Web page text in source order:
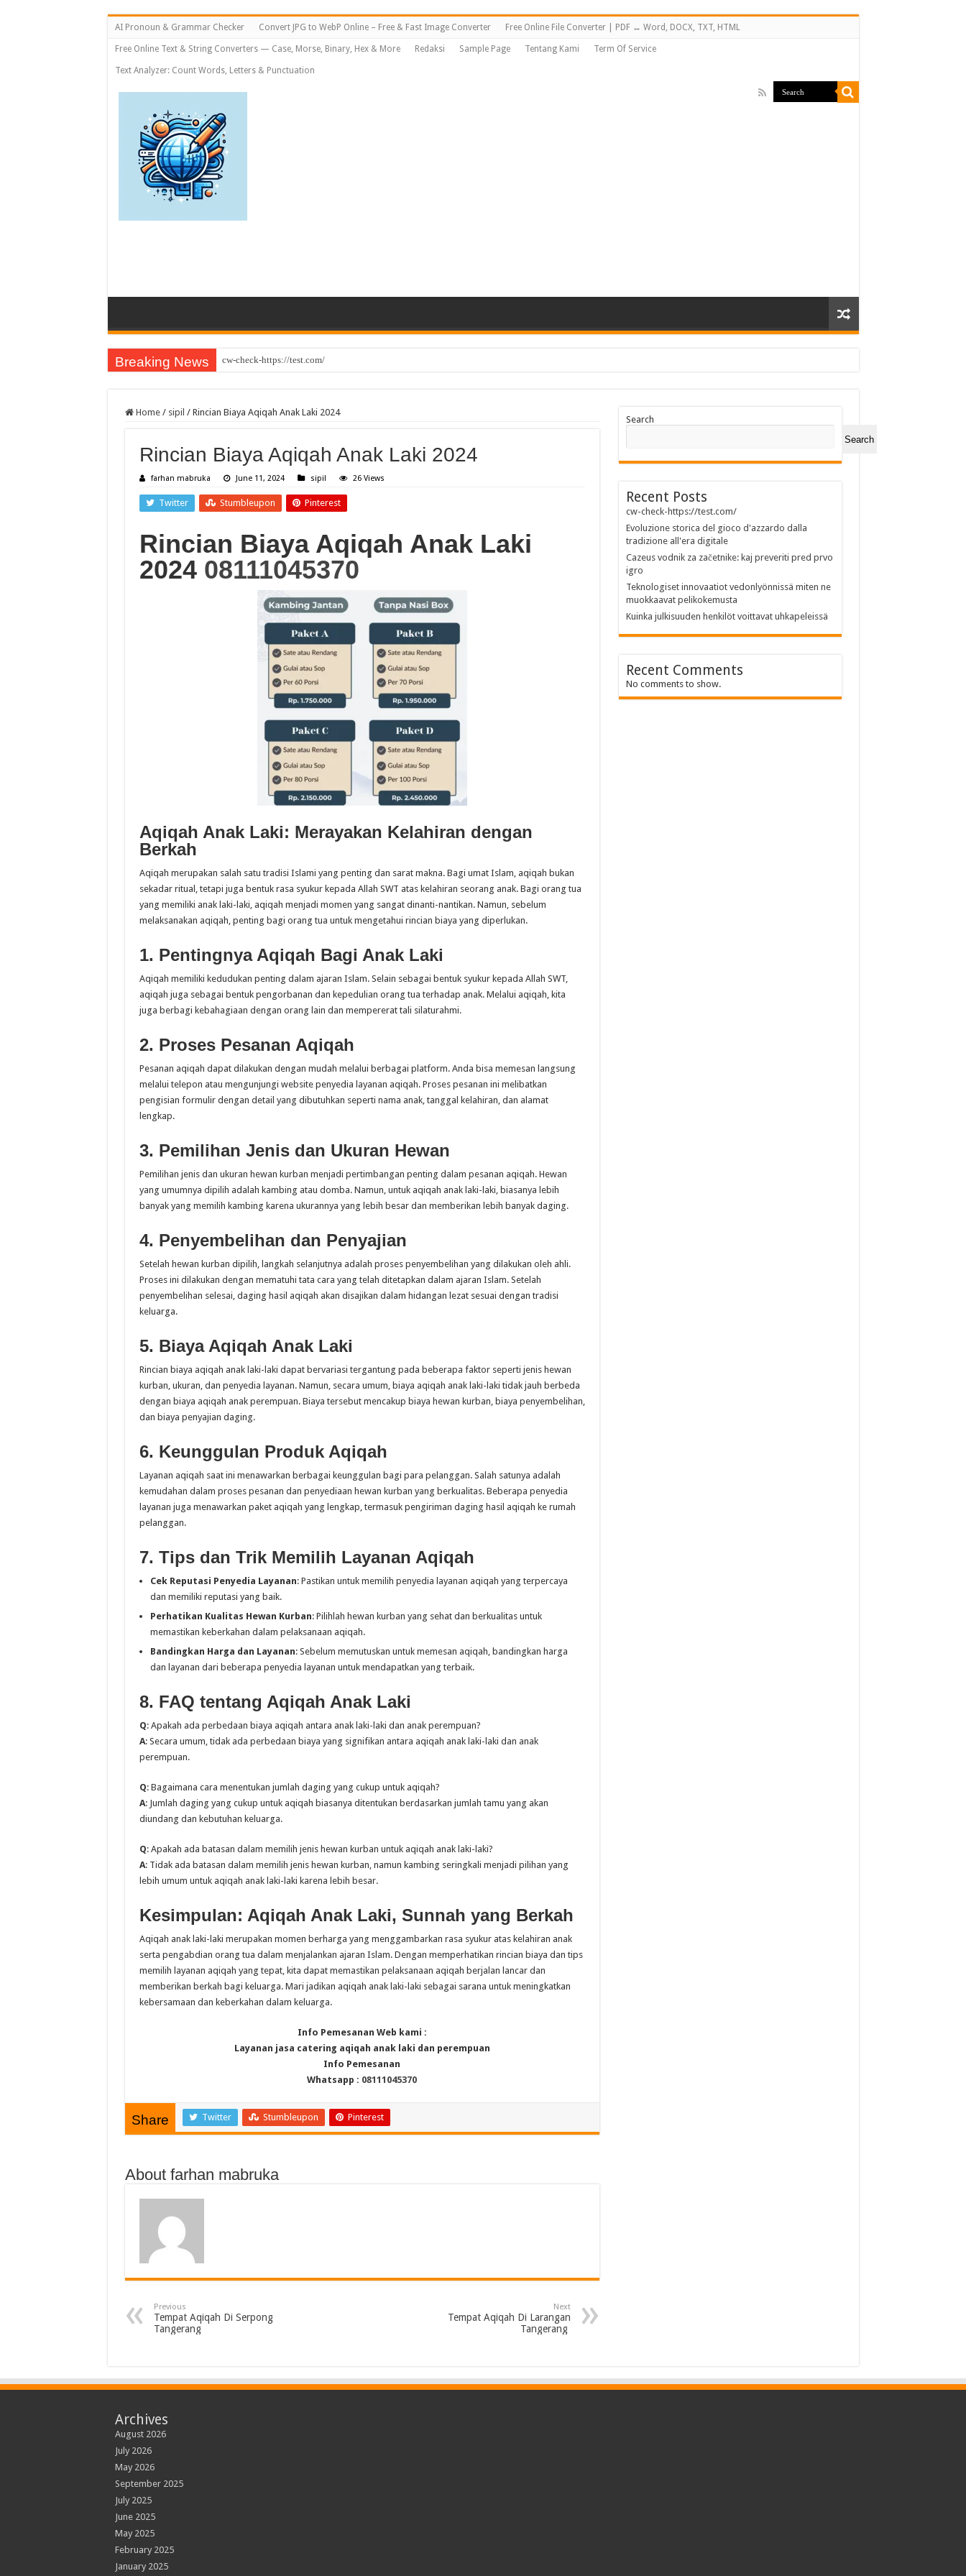
AI Pronoun & Grammar Checker Convert JPG to WebP Online – Free & Fast Image Converter Free Online File Converter | PDF ↔ Word, DOCX, TXT, HTML
Free Online Text & String Converters — Case, Morse, Binary, Hex & More Redaksi Sample Page Tentang Kami Term Of Service
Text Analyzer: Count Words, Letters & Punctuation
Breaking News cw-check-https://test.com/
Home / sipil / Rincian Biaya Aqiqah Anak Laki 2024
Rincian Biaya Aqiqah Anak Laki 2024
farhan mabruka June 11, 2024 sipil 26 Views
Twitter Stumbleupon Pinterest
Rincian Biaya Aqiqah Anak Laki
2024 08111045370
Aqiqah Anak Laki: Merayakan Kelahiran dengan
Berkah
Aqiqah merupakan salah satu tradisi Islami yang penting dan sarat makna. Bagi umat Islam, aqiqah bukan
sekadar ritual, tetapi juga bentuk rasa syukur kepada Allah SWT atas kelahiran seorang anak. Bagi orang tua
yang memiliki anak laki-laki, aqiqah menjadi momen yang sangat dinanti-nantikan. Namun, sebelum
melaksanakan aqiqah, penting bagi orang tua untuk mengetahui rincian biaya yang diperlukan.
1. Pentingnya Aqiqah Bagi Anak Laki
Aqiqah memiliki kedudukan penting dalam ajaran Islam. Selain sebagai bentuk syukur kepada Allah SWT,
aqiqah juga sebagai bentuk pengorbanan dan kepedulian orang tua terhadap anak. Melalui aqiqah, kita
juga berbagi kebahagiaan dengan orang lain dan mempererat tali silaturahmi.
2. Proses Pesanan Aqiqah
Pesanan aqiqah dapat dilakukan dengan mudah melalui berbagai platform. Anda bisa memesan langsung
melalui telepon atau mengunjungi website penyedia layanan aqiqah. Proses pesanan ini melibatkan
pengisian formulir dengan detail yang dibutuhkan seperti nama anak, tanggal kelahiran, dan alamat
lengkap.
3. Pemilihan Jenis dan Ukuran Hewan
Pemilihan jenis dan ukuran hewan kurban menjadi pertimbangan penting dalam pesanan aqiqah. Hewan
yang umumnya dipilih adalah kambing atau domba. Namun, untuk aqiqah anak laki-laki, biasanya lebih
banyak yang memilih kambing karena ukurannya yang lebih besar dan memberikan lebih banyak daging.
4. Penyembelihan dan Penyajian
Setelah hewan kurban dipilih, langkah selanjutnya adalah proses penyembelihan yang dilakukan oleh ahli.
Proses ini dilakukan dengan mematuhi tata cara yang telah ditetapkan dalam ajaran Islam. Setelah
penyembelihan selesai, daging hasil aqiqah akan disajikan dalam hidangan lezat sesuai dengan tradisi
keluarga.
5. Biaya Aqiqah Anak Laki
Rincian biaya aqiqah anak laki-laki dapat bervariasi tergantung pada beberapa faktor seperti jenis hewan
kurban, ukuran, dan penyedia layanan. Namun, secara umum, biaya aqiqah anak laki-laki tidak jauh berbeda
dengan biaya aqiqah anak perempuan. Biaya tersebut mencakup biaya hewan kurban, biaya penyembelihan,
dan biaya penyajian daging.
6. Keunggulan Produk Aqiqah
Layanan aqiqah saat ini menawarkan berbagai keunggulan bagi para pelanggan. Salah satunya adalah
kemudahan dalam proses pesanan dan penyediaan hewan kurban yang berkualitas. Beberapa penyedia
layanan juga menawarkan paket aqiqah yang lengkap, termasuk pengiriman daging hasil aqiqah ke rumah
pelanggan.
7. Tips dan Trik Memilih Layanan Aqiqah
Cek Reputasi Penyedia Layanan: Pastikan untuk memilih penyedia layanan aqiqah yang terpercaya
dan memiliki reputasi yang baik.
Perhatikan Kualitas Hewan Kurban: Pilihlah hewan kurban yang sehat dan berkualitas untuk
memastikan keberkahan dalam pelaksanaan aqiqah.
Bandingkan Harga dan Layanan: Sebelum memutuskan untuk memesan aqiqah, bandingkan harga
dan layanan dari beberapa penyedia layanan untuk mendapatkan yang terbaik.
8. FAQ tentang Aqiqah Anak Laki
Q: Apakah ada perbedaan biaya aqiqah antara anak laki-laki dan anak perempuan?
A: Secara umum, tidak ada perbedaan biaya yang signifikan antara aqiqah anak laki-laki dan anak
perempuan.
Q: Bagaimana cara menentukan jumlah daging yang cukup untuk aqiqah?
A: Jumlah daging yang cukup untuk aqiqah biasanya ditentukan berdasarkan jumlah tamu yang akan
diundang dan kebutuhan keluarga.
Q: Apakah ada batasan dalam memilih jenis hewan kurban untuk aqiqah anak laki-laki?
A: Tidak ada batasan dalam memilih jenis hewan kurban, namun kambing seringkali menjadi pilihan yang
lebih umum untuk aqiqah anak laki-laki karena lebih besar.
Kesimpulan: Aqiqah Anak Laki, Sunnah yang Berkah
Aqiqah anak laki-laki merupakan momen berharga yang menggambarkan rasa syukur atas kelahiran anak
serta pengabdian orang tua dalam menjalankan ajaran Islam. Dengan memperhatikan rincian biaya dan tips
memilih layanan aqiqah yang tepat, kita dapat memastikan pelaksanaan aqiqah berjalan lancar dan
memberikan berkah bagi keluarga. Mari jadikan aqiqah anak laki-laki sebagai sarana untuk meningkatkan
kebersamaan dan keberkahan dalam keluarga.
Info Pemesanan Web kami :
Layanan jasa catering aqiqah anak laki dan perempuan
Info Pemesanan
Whatsapp : 08111045370
Share Twitter Stumbleupon Pinterest
About farhan mabruka
Previous
Tempat Aqiqah Di Serpong
Tangerang
Next
Tempat Aqiqah Di Larangan
Tangerang
Search
Search
Recent Posts
cw-check-https://test.com/
Evoluzione storica del gioco d'azzardo dalla
tradizione all'era digitale
Cazeus vodnik za začetnike: kaj preveriti pred prvo
igro
Teknologiset innovaatiot vedonlyönnissä miten ne
muokkaavat pelikokemusta
Kuinka julkisuuden henkilöt voittavat uhkapeleissä
Recent Comments
No comments to show.
Archives
August 2026
July 2026
May 2026
September 2025
July 2025
June 2025
May 2025
February 2025
January 2025